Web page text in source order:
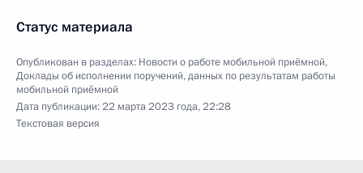
Статус материала
Опубликован в разделах: Новости о работе мобильной приёмной,
Доклады об исполнении поручений, данных по результатам работы
мобильной приёмной
Дата публикации:22 марта 2023 года, 22:28
Текстовая версия